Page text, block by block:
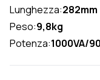
Lunghezza:282mm
Peso:9,8kg
Potenza:1000VA/